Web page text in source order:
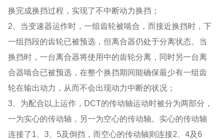
换完成换挡过程，实现了不中断动力换挡；
2、当变速器运作时，一组齿轮被啮合，而接近换挡时，下
一组挡段的齿轮已被预选，但离合器仍处于分离状态。当
换挡时，一台离合器将使用中的齿轮分离，同时另一台离
合器啮合已被预选，在整个换挡期间能确保最少有一组齿
轮在输出动力，从而不会出现动力中断的状况；
3、为配合以上运作，DCT的传动轴运动时被分为两部分，
一为实心的传动轴，另一为空心的传动轴。实心的传动轴
连接了1、3、5及倒挡，而空心的传动轴则连接2、4及6